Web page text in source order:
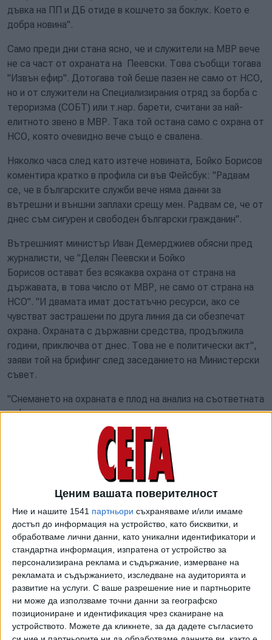
Ценим вашата поверителност
Ние и нашите 1541 партньори съхраняваме и/или имаме
достъп до информация на устройство, като бисквитки, и
обработваме лични данни, като уникални идентификатори и
стандартна информация, изпратена от устройство за
персонализирана реклама и съдържание, измерване на
рекламата и съдържанието, изследване на аудиторията и
развитие на услуги. С ваше разрешение ние и партньорите
ни може да използваме точни данни за географско
позициониране и идентификация чрез сканиране на
устройството. Можете да кликнете, за да дадете съгласието
дъвка на ПП и ДБ отиде в кошчето за боклук. Което е
добра новина".
Само преди дни стана ясно, че и служители на МВР вече
не са част от охраната на Пеевски. Това съобщи тогава
"Извън ефир". Дотогава той беше пазен не само от НСО,
но и от служители на Специализирания отряд за борба с
тероризма (СОБТ) или т.нар. барети, считани за най-
елитното звено в МВР. Така той остана само с охрана от
НСО, която очевидно вече също е свалена.
Няколко часа след като изтече новината, Бойко Борисов
коментира кратко в профила си във Фейсбук: "Радвам
се, че в българските служби вече няма данни за
вътрешни и външни заплахи срещу мен. Радвам се, че от
днес съм сигурен и свободен български гражданин".
Вътрешният министър Иван Демерджиев обясни пред
журналисти, че "Делян Пеевски и Бойко
Борисов остават без всякаква охрана от страна на
държавата, в това число от МВР, не само от страна на
НСО". "И двамата имат достатъчно ресурси, ако се
чувстват застрашени по друга линия да си обезпечат
охрана. Охраната с държавни средства, продължила
години, приключва от днес. Това не е политически акт",
заяви той на брифинг след заседанието на Министерски
съвет.
"Снемането на охраната е плод на анализ на съответната
информация, постъпила от компетентните институции.
Не е политически акт и не бива да се третира като
такъв. Има обмен на информация между институциите,
считано от понеделник. Това е довело до вземане на
решение на съответната междуведомствена комисия да
отпадне охраната на Делян Пеевски и Бойко Борисов",
коментира още вътрешният министър.
Темата коментира и вицепремиерът Атанас Пеканов.
"Държавният ресурс следва да бъде насочван
единствено към лица и дейности, за които съществува
обоснована необходимост по закон. А държавните
решения да се взимат институционално, както в случая",
написа той във Фейсбук. Според него, ако двамата
партийни лидери имат притеснения за сигурността си, те
"разполагат с необходимите възможности